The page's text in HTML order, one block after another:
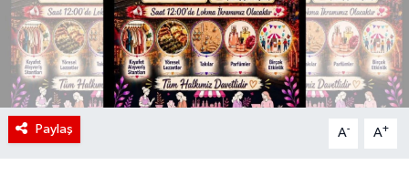
Paylaş A- A+